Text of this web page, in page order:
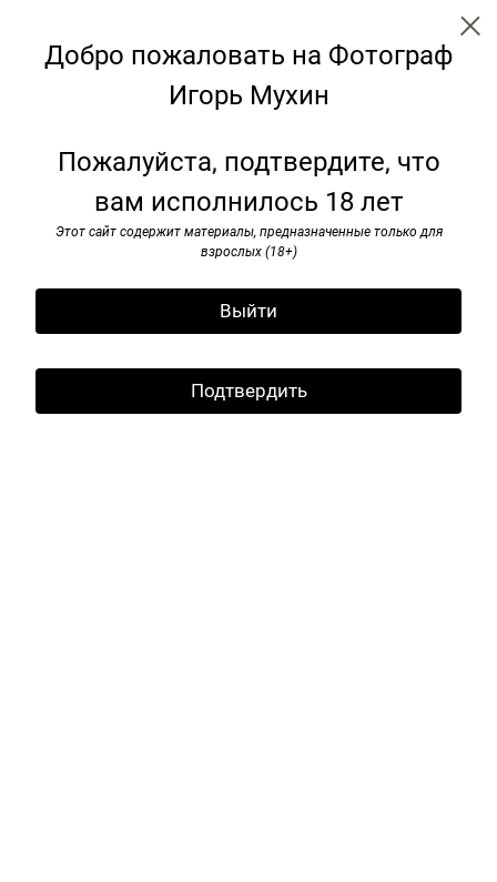
Добро пожаловать на Фотограф
Игорь Мухин
Пожалуйста, подтвердите, что
вам исполнилось 18 лет
Этот сайт содержит материалы, предназначенные только для
взрослых (18+)
Выйти
Подтвердить
Грузинский дневник